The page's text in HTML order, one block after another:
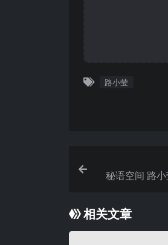
路小莹
秘语空间 路
相关文章